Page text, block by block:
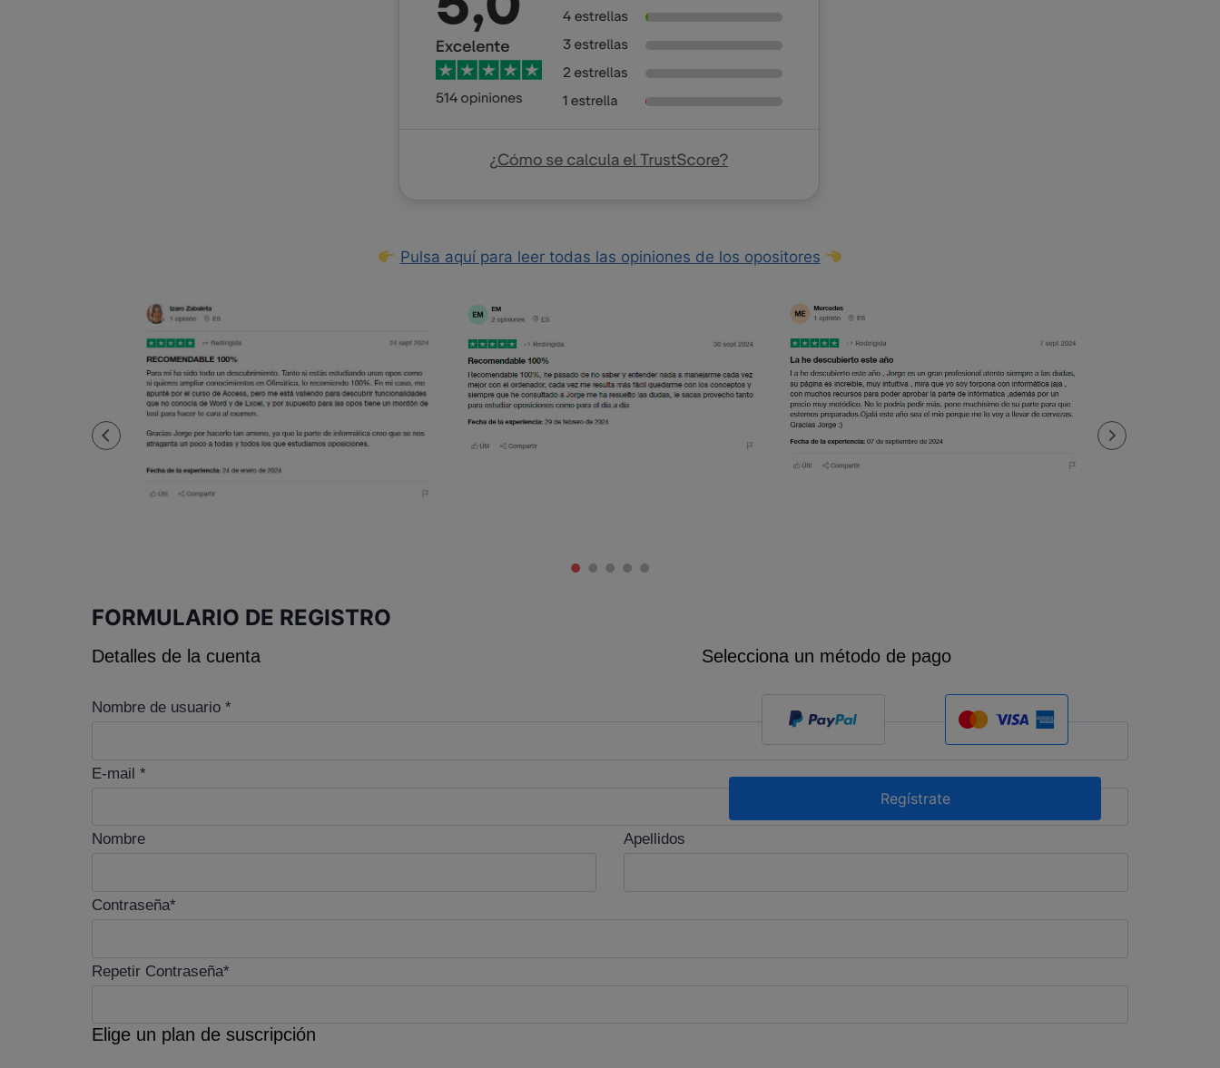
Pulsa aquí para leer todas las opiniones de los opositores
FORMULARIO DE REGISTRO
Detalles de la cuenta
Nombre de usuario *
E-mail *
Nombre Apellidos
Contraseña*
Repetir Contraseña*
Elige un plan de suscripción
Selecciona un método de pago